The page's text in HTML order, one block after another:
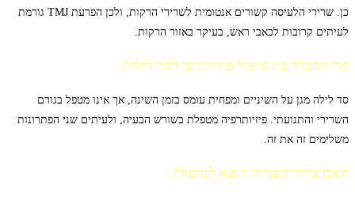
כן. שרירי הלעיסה קשורים אנטומית לשרירי הרקות, ולכן הפרעת TMJ גורמת
לעיתים קרובות לכאבי ראש, בעיקר באזור הרקות.
מה ההבדל בין טיפול פיזיותרפי לסד לילה?
סד לילה מגן על השיניים ומפחית עומס בזמן השינה, אך אינו מטפל בגורם
השרירי והתנועתי. פיזיותרפיה מטפלת בשורש הבעיה, ולעיתים שני הפתרונות
משלימים זה את זה.
האם צריך הפניית רופא לטיפול?